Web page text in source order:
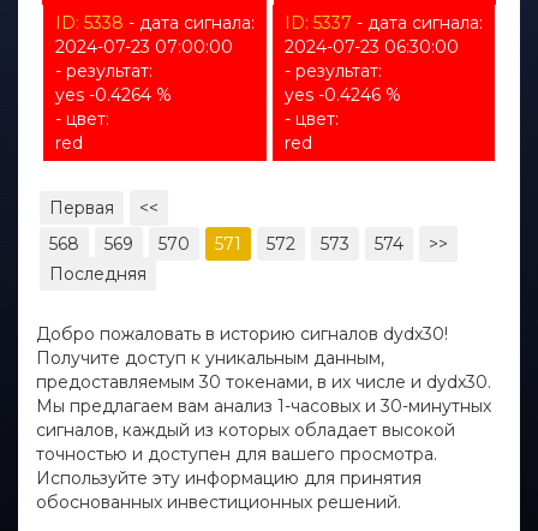
ID: 5338 - дата сигнала:
2024-07-23 07:00:00
- результат:
yes -0.4264 %
- цвет:
red
ID: 5337 - дата сигнала:
2024-07-23 06:30:00
- результат:
yes -0.4246 %
- цвет:
red
Первая
<<
568
569 570 571 572 573 574
>>
Последняя
Добро пожаловать в историю сигналов dydx30!
Получите доступ к уникальным данным,
предоставляемым 30 токенами, в их числе и dydx30.
Мы предлагаем вам анализ 1-часовых и 30-минутных
сигналов, каждый из которых обладает высокой
точностью и доступен для вашего просмотра.
Используйте эту информацию для принятия
обоснованных инвестиционных решений.